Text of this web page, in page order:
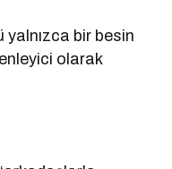
yalnızca bir besin
olarak